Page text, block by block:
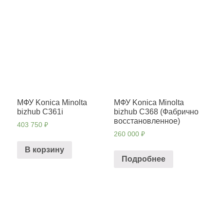
МФУ Konica Minolta
bizhub C361i
403 750 ₽
В корзину
МФУ Konica Minolta
bizhub C368 (Фабрично
восстановленное)
260 000 ₽
Подробнее